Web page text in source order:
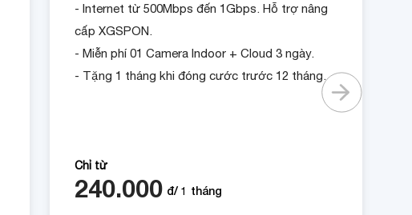
- Internet từ 500Mbps đến 1Gbps. Hỗ trợ nâng
cấp XGSPON.
- Miễn phí 01 Camera Indoor + Cloud 3 ngày.
- Tặng 1 tháng khi đóng cước trước 12 tháng.
Chỉ từ
240.000 đ/1 tháng